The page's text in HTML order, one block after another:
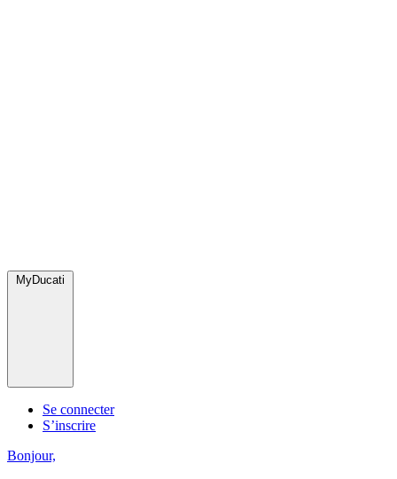
MyDucati
Se connecter
S’inscrire
Bonjour,